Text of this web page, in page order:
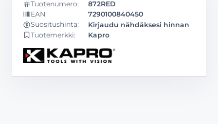
Tuotenumero:
872RED
EAN:
7290100840450
Suositushinta:
Kirjaudu nähdäksesi hinnan
Tuotemerkki: Kapro